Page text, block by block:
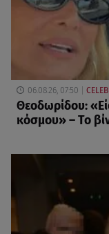
06.08.26, 07:50
Θεοδωρίδου:
κόσμου» – Το